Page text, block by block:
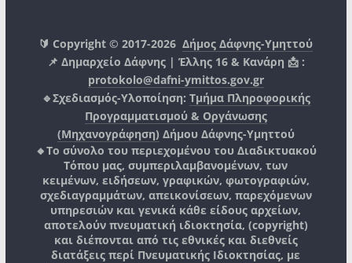
🔰 Copyright © 2017-2026Δήμος Δάφνης-Υμηττού
📌 Δημαρχείο Δάφνης | Έλλης 16 & Κανάρη 📩 :
protokolo@dafni-ymittos.gov.gr
🔹Σχεδιασμός-Υλοποίηση: Τμήμα Πληροφορικής
Προγραμματισμού & Οργάνωσης
(Μηχανογράφηση) Δήμου Δάφνης-Υμηττού
🔸Το σύνολο του περιεχομένου του Διαδικτυακού
Τόπου μας, συμπεριλαμβανομένων, των
κειμένων, ειδήσεων, γραφικών, φωτογραφιών,
σχεδιαγραμμάτων, απεικονίσεων, παρεχόμενων
υπηρεσιών και γενικά κάθε είδους αρχείων,
αποτελούν πνευματική ιδιοκτησία, (copyright)
και διέπονται από τις εθνικές και διεθνείς
διατάξεις περί Πνευματικής Ιδιοκτησίας, με